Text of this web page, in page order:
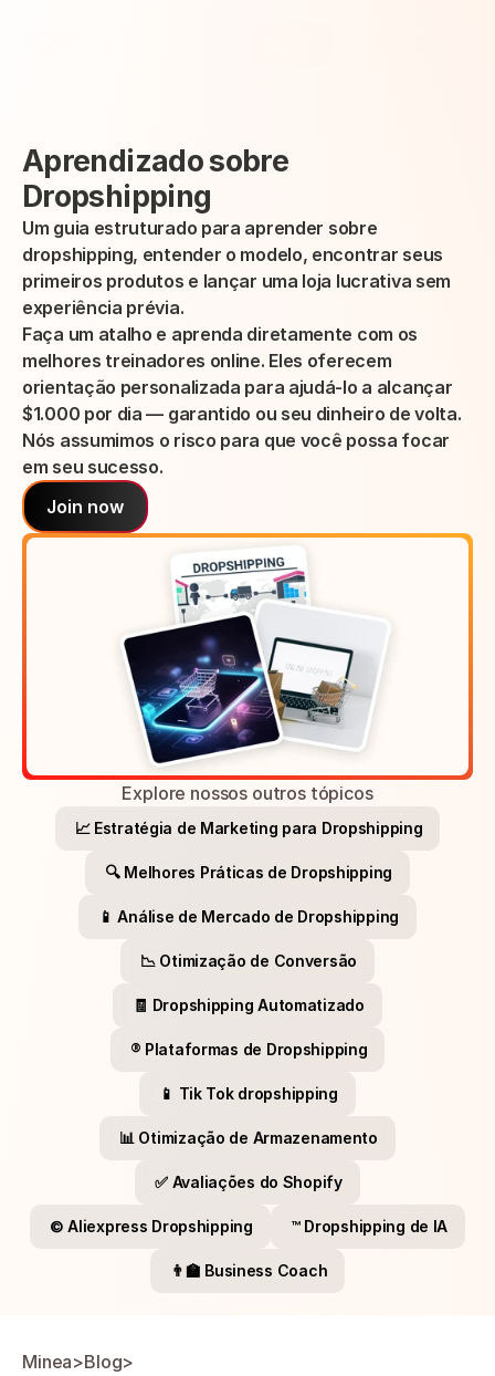
Aprendizado sobre
Dropshipping
Um guia estruturado para aprender sobre
dropshipping, entender o modelo, encontrar seus
primeiros produtos e lançar uma loja lucrativa sem
experiência prévia.
Faça um atalho e aprenda diretamente com os
melhores treinadores online. Eles oferecem
orientação personalizada para ajudá-lo a alcançar
$1.000 por dia — garantido ou seu dinheiro de volta.
Nós assumimos o risco para que você possa focar
em seu sucesso.
Join now
Explore nossos outros tópicos
📈 Estratégia de Marketing para Dropshipping
🔍 Melhores Práticas de Dropshipping
📱 Análise de Mercado de Dropshipping
📉 Otimização de Conversão
🧾 Dropshipping Automatizado
®️ Plataformas de Dropshipping
📱 Tik Tok dropshipping
📊 Otimização de Armazenamento
✅ Avaliações do Shopify
©️ Aliexpress Dropshipping ™️ Dropshipping de IA
👨‍🏫 Business Coach
Minea>Blog>